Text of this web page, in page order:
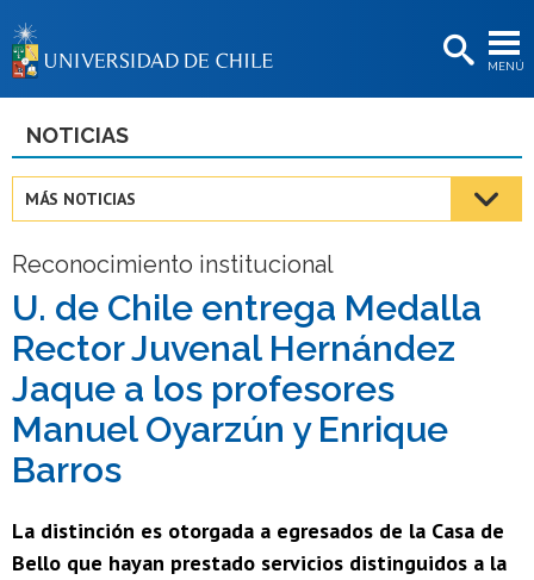
MENÚ
BIBLIOTECAS
Estudiantes
Académicas/os
Funcionarias/os
Egresadas/os
NOTICIAS
MÁS NOTICIAS
Reconocimiento institucional
U. de Chile entrega Medalla
Rector Juvenal Hernández
Jaque a los profesores
Manuel Oyarzún y Enrique
Barros
La distinción es otorgada a egresados de la Casa de
Bello que hayan prestado servicios distinguidos a la